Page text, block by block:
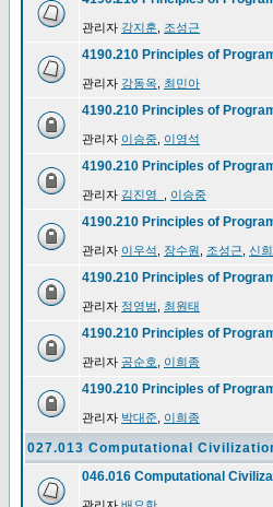
관리자 강지훈 조성근
4190.210 Principles of
관리자 강동옥 최민아
4190.210 Principles of
관리자 이승중 이영석
4190.210 Principles of
관리자 김진영_ 이승중
4190.210 Principles of
관리자 이우석 장수원 조성근 신
4190.210 Principles of
관리자 정영범 최원태
4190.210 Principles of
관리자 공순호 이희종
4190.210 Principles of
관리자 박대준 이희종
027.013 Computational
046.016 Computational